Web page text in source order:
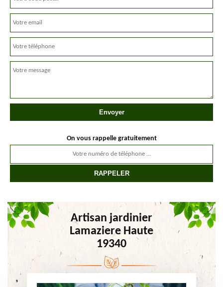
On vous rappelle gratuitement
Artisan jardinier
Lamaziere Haute
19340